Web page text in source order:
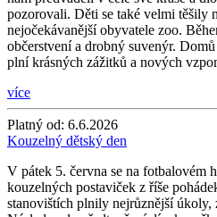
pozorovali. Děti se také velmi těšily
nejočekávanější obyvatele zoo.
občerstvení a drobný suvenýr.
plní krásných zážitků a nových
více
Platný od: 6.6.2026
Kouzelný dětský den
V pátek 5. června se na fotbalovém
kouzelných postaviček z říše
stanovištích plnily nejrůznější úkoly,